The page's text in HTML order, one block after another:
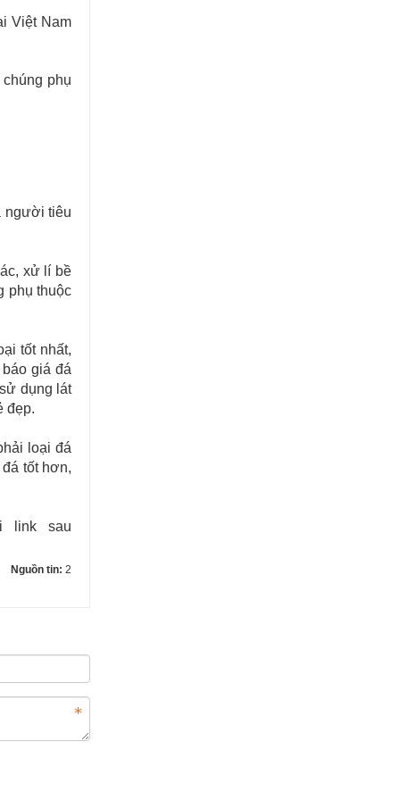
Việt Nam
phụ
người tiêu
xử lí bề
phụ thuộc
tốt nhất,
giá đá
dụng lát
đẹp.
loại đá
tốt hơn,
link sau
Nguồn tin:2